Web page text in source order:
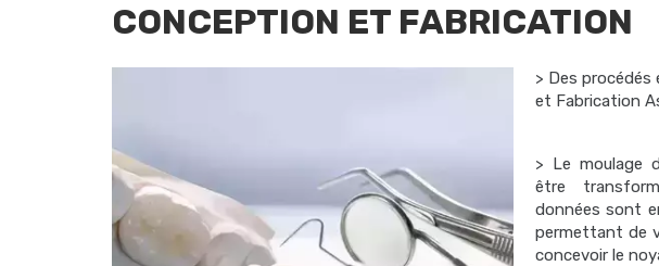
CONCEPTION ET FABRICATION
> Des procédés
et Fabrication
> Le moulage
être
données sont
permettant de
concevoir le